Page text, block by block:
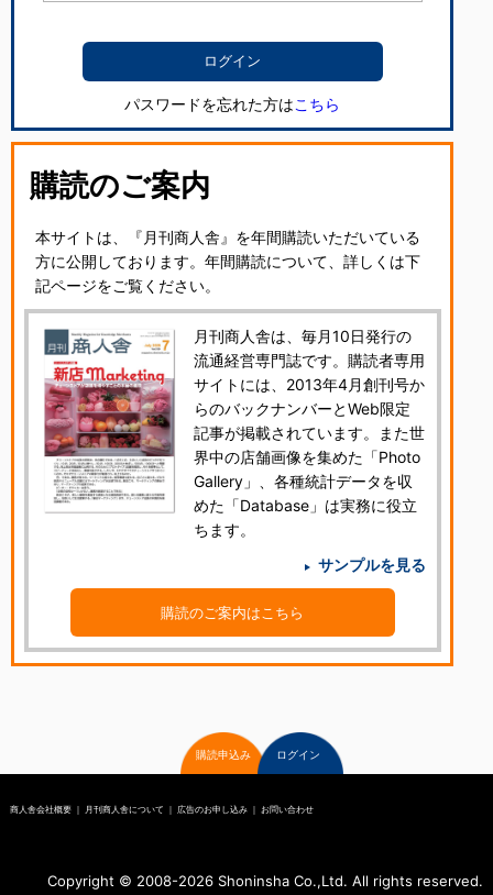
パスワードを忘れた方はこちら
購読のご案内
本サイトは、『月刊商人舎』を年間購読いただいている
方に公開しております。年間購読について、詳しくは下
記ページをご覧ください。
月刊商人舎は、毎月10日発行の
流通経営専門誌です。購読者専用
サイトには、2013年4月創刊号か
らのバックナンバーとWeb限定
記事が掲載されています。また世
界中の店舗画像を集めた「Photo
Gallery」、各種統計データを収
めた「Database」は実務に役立
ちます。
サンプルを見る
購読のご案内はこちら
購読申込み ログイン
商人舎会社概要 ｜ 月刊商人舎について ｜ 広告のお申し込み ｜ お問い合わせ
Copyright © 2008-2026 Shoninsha Co.,Ltd. All rights reserved.